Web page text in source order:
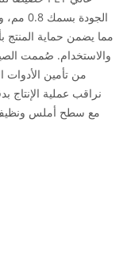
الجودة
مما يضمن حماية المنتج
والاستخدام. صُممت
من تأمين الأدوات
نراقب عملية الإنتاج
مع سطح أملس ونظيف،